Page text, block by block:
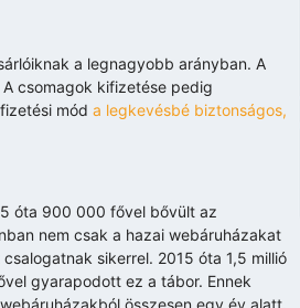
a legnagyobb arányban. A
csomagok kifizetése pedig
mód a legkevésbé biztonságos,
óta 900 000 fővel bővült az
nem csak a hazai webáruházakat
sikerrel. 2015 óta 1,5 millió
gyarapodott ez a tábor. Ennek
összesen egy év alatt.